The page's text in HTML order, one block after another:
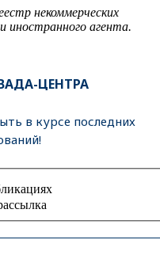
некоммерческих
иностранного агента.
ЦЕНТРА
в курсе последних